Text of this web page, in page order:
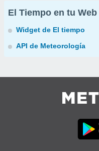
El Tiempo en tu Web
Widget de El tiempo
API de Meteorología